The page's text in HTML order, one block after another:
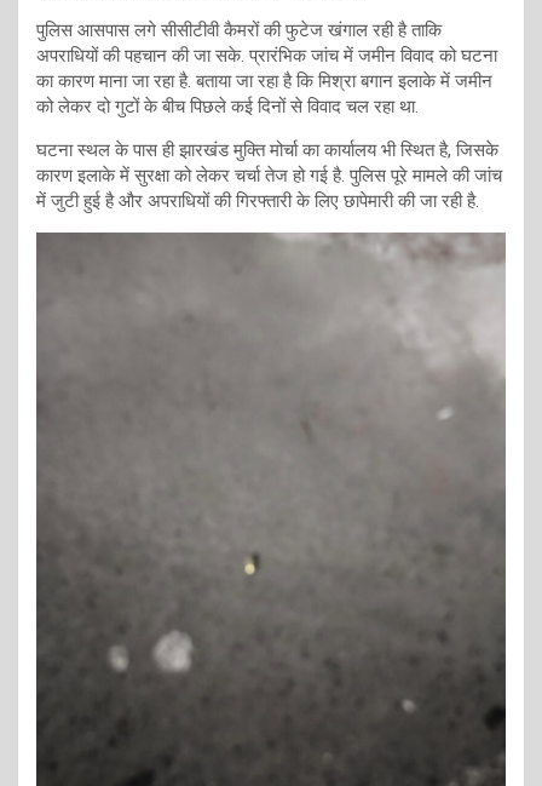
पुलिस आसपास लगे सीसीटीवी कैमरों की फुटेज खंगाल रही है ताकि
अपराधियों की पहचान की जा सके. प्रारंभिक जांच में जमीन विवाद को घटना
का कारण माना जा रहा है. बताया जा रहा है कि मिश्रा बगान इलाके में जमीन
को लेकर दो गुटों के बीच पिछले कई दिनों से विवाद चल रहा था.
घटना स्थल के पास ही झारखंड मुक्ति मोर्चा का कार्यालय भी स्थित है, जिसके
कारण इलाके में सुरक्षा को लेकर चर्चा तेज हो गई है. पुलिस पूरे मामले की जांच
में जुटी हुई है और अपराधियों की गिरफ्तारी के लिए छापेमारी की जा रही है.